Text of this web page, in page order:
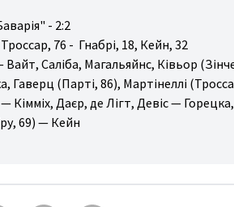
- 2:2
76 - Гнабрі, 18, Кейн, 32
Вайт, Саліба, Магальяйнс, Ківьор
Гаверц (Парті, 86), Мартінеллі
Кімміх, Даєр, де Лігт, Девіс —
69) — Кейн